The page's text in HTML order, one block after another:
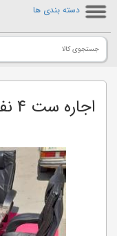
دسته بندی ها
اجاره ست ۴ نفره مدیران عامل